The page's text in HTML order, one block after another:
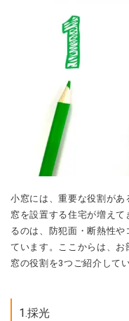
小窓には、重要な役割が
窓を設置する住宅が増えて
るのは、防犯面・断熱性
ています。ここからは、 お
窓の役割を3つご紹介して
1.採光